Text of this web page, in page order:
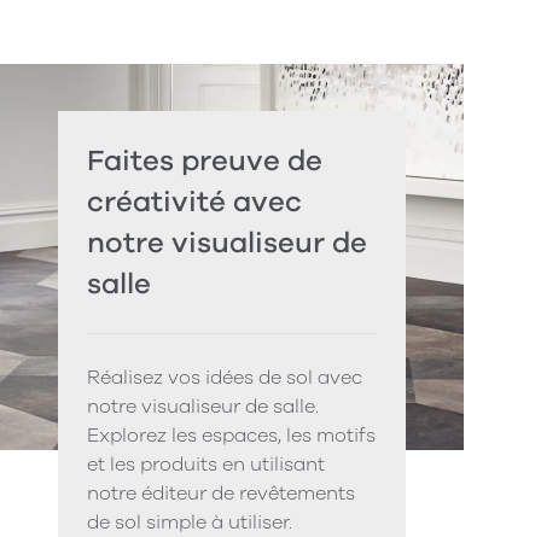
Faites preuve de
créativité avec
notre visualiseur de
salle
Réalisez vos idées de sol avec
notre visualiseur de salle.
Explorez les espaces, les motifs
et les produits en utilisant
notre éditeur de revêtements
de sol simple à utiliser.